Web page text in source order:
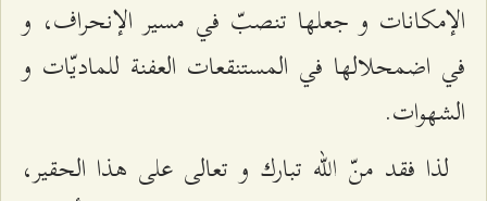
الإمكانات و جعلها تنصبّ في مسير الإنحراف، و
في اضمحلالها في المستنقعات العفنة للماديّات و
الشهوات.
لذا فقد منّ الله تبارك و تعالى على هذا الحقير،